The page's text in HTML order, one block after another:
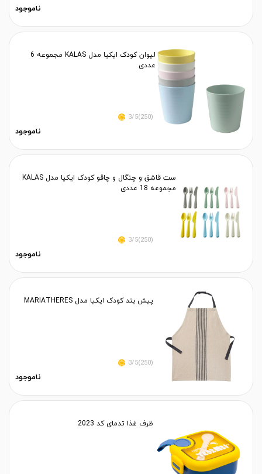
ناموجود
لیوان کودک ایکیا مدل KALAS مجموعه 6
عددی
(250)3/5
ناموجود
ست قاشق و چنگال و چاقو کودک ایکیا مدل KALAS
مجموعه 18 عددی
(250)3/5
ناموجود
پیش بند کودک ایکیا مدل MARIATHERES
(250)3/5
ناموجود
ظرف غذا تدمای کد 2023